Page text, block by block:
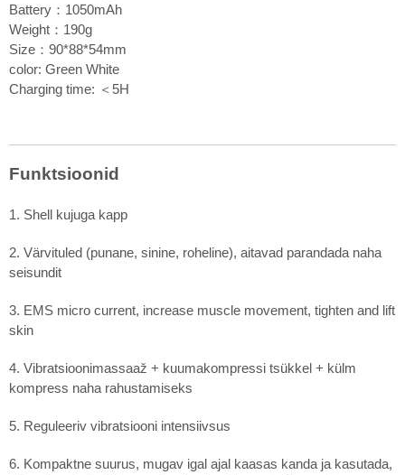
Battery：1050mAh
Weight：190g
Size：90*88*54mm
color: Green White
Charging time: ＜5H
Funktsioonid
1. Shell kujuga kapp
2. Värvituled (punane, sinine, roheline), aitavad parandada naha
seisundit
3. EMS micro current, increase muscle movement, tighten and lift
skin
4. Vibratsioonimassaaž + kuumakompressi tsükkel + külm
kompress naha rahustamiseks
5. Reguleeriv vibratsiooni intensiivsus
6. Kompaktne suurus, mugav igal ajal kaasas kanda ja kasutada,